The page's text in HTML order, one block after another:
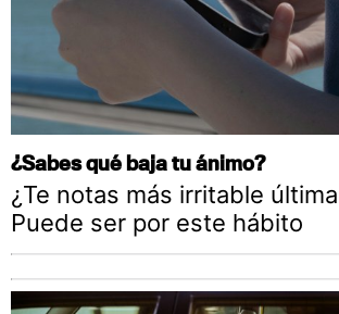
¿Sabes qué baja tu ánimo?
¿Te notas más irritable
Puede ser por este hábito